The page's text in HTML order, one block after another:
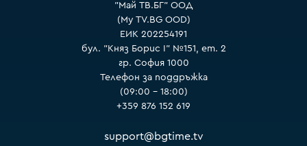
"Май ТВ.БГ" ООД
(My TV.BG OOD)
ЕИК 202254191
бул. "Княз Борис I" №151, ет. 2
гр. София 1000
Телефон за поддръжка
(09:00 – 18:00)
+359 876 152 619
support@bgtime.tv